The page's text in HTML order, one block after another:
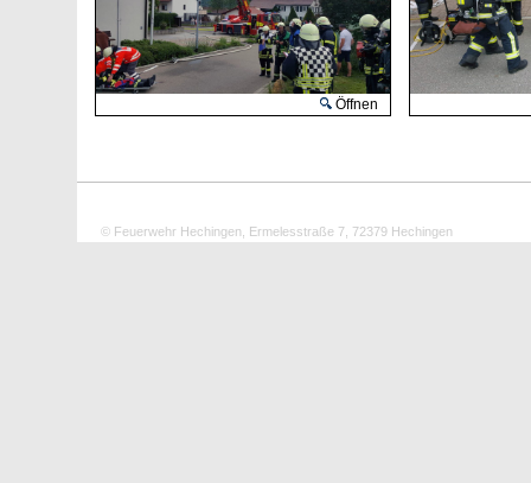
Öffnen
© Feuerwehr Hechingen, Ermelesstraße 7, 72379 Hechingen